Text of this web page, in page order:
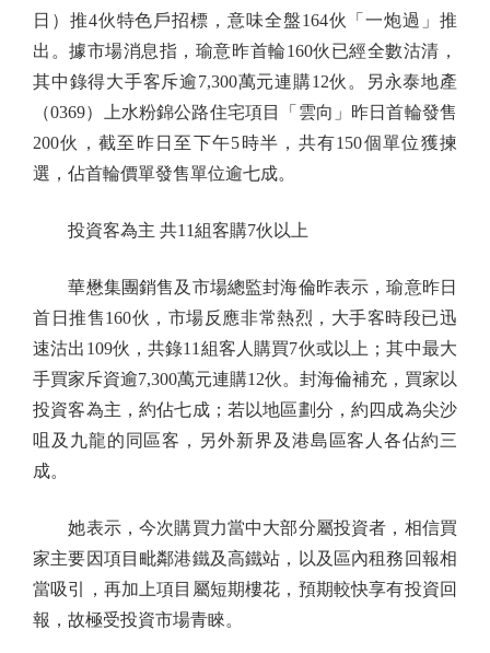
日）推4伙特色戶招標，意味全盤164伙「一炮過」推
出。據市場消息指，瑜意昨首輪160伙已經全數沽清，
其中錄得大手客斥逾7,300萬元連購12伙。另永泰地產
（0369）上水粉錦公路住宅項目「雲向」昨日首輪發售
200伙，截至昨日至下午5時半，共有150個單位獲揀
選，佔首輪價單發售單位逾七成。
投資客為主 共11組客購7伙以上
華懋集團銷售及市場總監封海倫昨表示，瑜意昨日
首日推售160伙，市場反應非常熱烈，大手客時段已迅
速沽出109伙，共錄11組客人購買7伙或以上；其中最大
手買家斥資逾7,300萬元連購12伙。封海倫補充，買家以
投資客為主，約佔七成；若以地區劃分，約四成為尖沙
咀及九龍的同區客，另外新界及港島區客人各佔約三
成。
她表示，今次購買力當中大部分屬投資者，相信買
家主要因項目毗鄰港鐵及高鐵站，以及區內租務回報相
當吸引，再加上項目屬短期樓花，預期較快享有投資回
報，故極受投資市場青睞。